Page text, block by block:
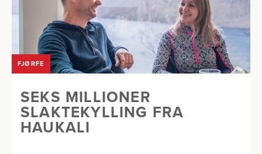
FJØRFE
SEKS MILLIONER
SLAKTEKYLLING FRA
HAUKALI